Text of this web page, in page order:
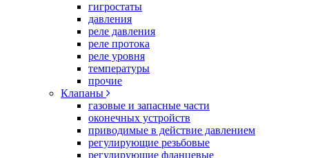
гигростаты
давления
реле давления
реле протока
реле уровня
температуры
прочие
Клапаны
газовые и запасные части
оконечных устройств
приводимые в действие давлением
регулирующие резьбовые
регулирующие фланцевые